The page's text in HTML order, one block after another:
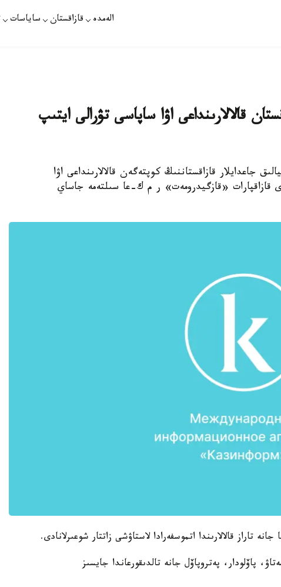
الەمدە قازاقستان ساياسات
قازاقستان قالالارىنداعى اۋا ساپاسى تۋرالى ايتىپ
مەتەورولوگيالىق جاعدايلار قازاقستاننىڭ كوپتەگەن قالالارىنداعى اۋا
قازاقپارات «قازگيدرومەت» ر م ك-عا سىلتەمە جاساي
تاراز قالالارىندا اتموسفەرادا لاستاۋشى زاتتار شوعىرلانادى.
پاۆلودار، پەتروپاۆل جانە تالدىقورعاندا جايسىز